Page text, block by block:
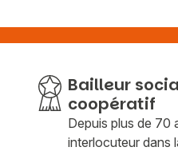
Bailleur
coopératif
Depuis plus de 70
interlocuteur dans